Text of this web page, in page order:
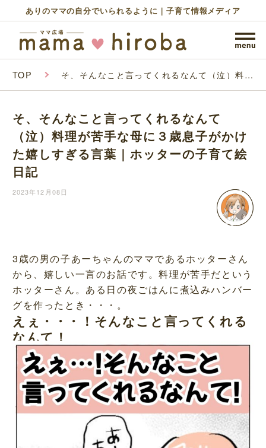
ありのママの自分でいられるように｜子育て情報メディア
TOP そ、そんなこと言ってくれるなんて（泣）料理
｜ホッターの子育て絵日記
そ、そんなこと言ってくれるなんて
（泣）料理が苦手な母に３歳息子がかけ
た嬉しすぎる言葉｜ホッターの子育て絵
日記
2023年12月08日
3歳の男の子あーちゃんのママであるホッターさん
から、嬉しい一言のお話です。料理が苦手だという
ホッターさん。ある日の夜ごはんに煮込みハンバー
グを作ったとき・・・。
えぇ・・・！そんなこと言ってくれる
なんて！